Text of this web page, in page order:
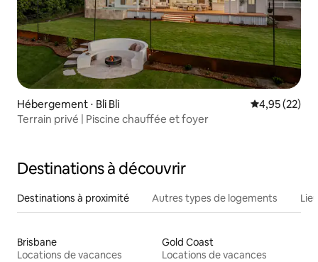
Hébergement ⋅ Bli Bli Évaluation
4,95 (22)
Terrain privé | Piscine chauffée et foyer
Destinations à découvrir
Destinations à proximité Autres types de logements
Brisbane
Locations de vacances
Gold Coast
Locations de vacances